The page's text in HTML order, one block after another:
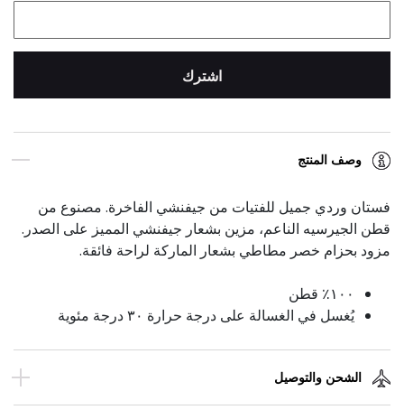
اشترك
وصف المنتج
فستان وردي جميل للفتيات من جيفنشي الفاخرة. مصنوع من
قطن الجيرسيه الناعم، مزين بشعار جيفنشي المميز على الصدر.
مزود بحزام خصر مطاطي بشعار الماركة لراحة فائقة.
١٠٠٪ قطن
يُغسل في الغسالة على درجة حرارة ٣٠ درجة مئوية
الشحن والتوصيل